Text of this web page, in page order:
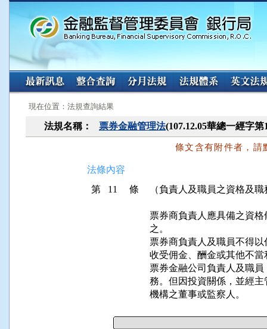
:::
現在位置：法規查詢結果
法規名稱： 票券金融管理法(107.12.05華總一經字
條文含有附件者，請
法條內容
第 11 條
（負責人及職員之資格及
票券商負責人應具備之資
之。
票券商負責人及職員不得
收受佣金、酬金或其他不當
票券金融公司負責人及職
務。但因投資關係，並經
機構之董事或監察人。